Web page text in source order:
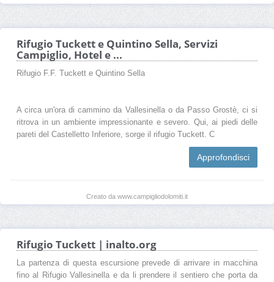
Rifugio Tuckett e Quintino Sella, Servizi
Campiglio, Hotel e ...
Rifugio F.F. Tuckett e Quintino Sella
A circa un'ora di cammino da Vallesinella o da Passo Grostè, ci si
ritrova in un ambiente impressionante e severo. Qui, ai piedi delle
pareti del Castelletto Inferiore, sorge il rifugio Tuckett. C
Approfondisci
Creato da www.campigliodolomiti.it
Rifugio Tuckett | inalto.org
La partenza di questa escursione prevede di arrivare in macchina
fino al Rifugio Vallesinella e da li prendere il sentiero che porta da